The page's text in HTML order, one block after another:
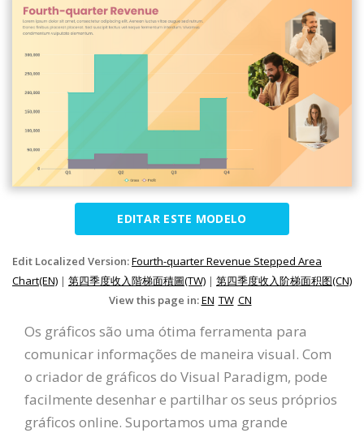
EDITAR ESTE MODELO
Edit Localized Version:Fourth-quarter Revenue Stepped Area
Chart(EN) | 第四季度收入階梯面積圖(TW) | 第四季度收入阶梯面积图(CN)
View this page in:EN TW CN
Os gráficos são uma ótima ferramenta para
comunicar informações de maneira visual. Com
o criador de gráficos do Visual Paradigm, pode
facilmente desenhar e partilhar os seus próprios
gráficos online. Suportamos uma grande